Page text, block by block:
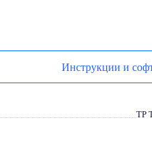
Инструкции и
ТР